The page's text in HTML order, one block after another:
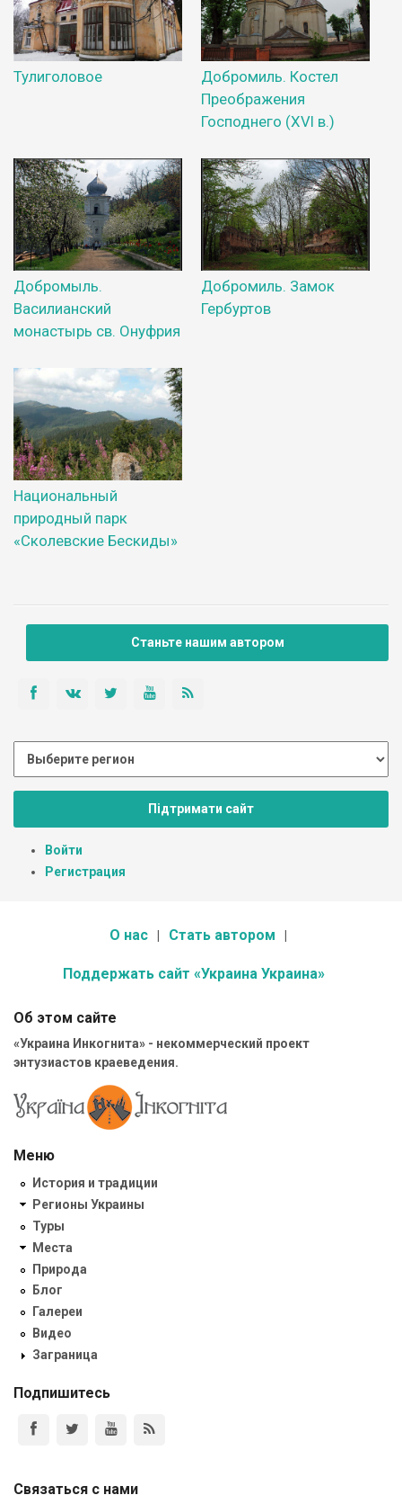
Тулиголовое
Добромиль. Костел
Преображения
Господнего (XVI в.)
Добромыль.
Василианский
монастырь св. Онуфрия
Добромиль. Замок
Гербуртов
Национальный
природный парк
«Сколевские Бескиды»
Станьте нашим автором
Підтримати сайт
Войти
Регистрация
О нас Стать автором
Поддержать сайт «Украина Украина»
Об этом сайте
«Украина Инкогнита» - некоммерческий проект
энтузиастов краеведения.
Меню
История и традиции
Регионы Украины
Туры
Места
Природа
Блог
Галереи
Видео
Заграница
Подпишитесь
Связаться с нами